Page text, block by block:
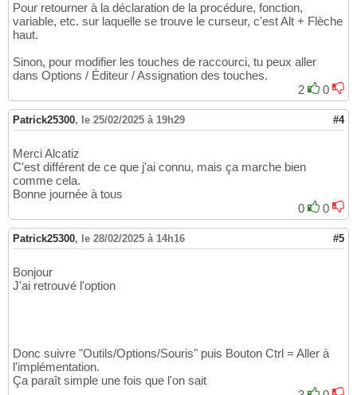
Pour retourner à la déclaration de la procédure, fonction,
variable, etc. sur laquelle se trouve le curseur, c'est Alt + Flèche
haut.
Sinon, pour modifier les touches de raccourci, tu peux aller
dans Options / Éditeur / Assignation des touches.
2
0
Patrick25300, le 25/02/2025 à 19h29 #4
Merci Alcatiz
C'est différent de ce que j'ai connu, mais ça marche bien
comme cela.
Bonne journée à tous
0
0
Patrick25300, le 28/02/2025 à 14h16 #5
Bonjour
J'ai retrouvé l'option
Donc suivre "Outils/Options/Souris" puis Bouton Ctrl = Aller à
l'implémentation.
Ça paraît simple une fois que l'on sait